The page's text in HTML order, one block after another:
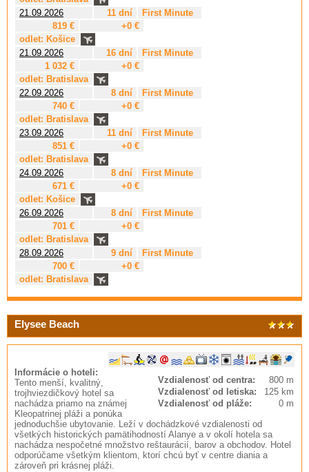
21.09.2026
11 dní
First Minute
819 €
+0 €
odlet: Košice
21.09.2026
16 dní
First Minute
1 032 €
+0 €
odlet: Bratislava
22.09.2026
8 dní
First Minute
740 €
+0 €
odlet: Bratislava
23.09.2026
11 dní
First Minute
851 €
+0 €
odlet: Bratislava
24.09.2026
8 dní
First Minute
671 €
+0 €
odlet: Košice
26.09.2026
8 dní
First Minute
701 €
+0 €
odlet: Bratislava
28.09.2026
9 dní
First Minute
700 €
+0 €
odlet: Bratislava
Elysee Beach
Vzdialenosť od centra:
800 m
Vzdialenosť od letiska:
125 km
Vzdialenosť od pláže:
0 m
Informácie o hoteli:
Tento menší, kvalitný,
trojhviezdičkový hotel sa
nachádza priamo na známej
Kleopatrinej pláži a ponúka
jednoduchšie ubytovanie. Leží v dochádzkové vzdialenosti od
všetkých historických pamätihodností Alanye a v okolí hotela sa
nachádza nespočetné množstvo reštaurácií, barov a obchodov. Hotel
odporúčame všetkým klientom, ktorí chcú byť v centre diania a
zároveň pri krásnej pláži.